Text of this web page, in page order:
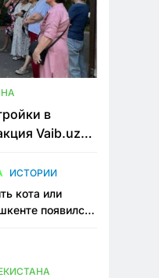
в
Vaib.uz
ИСТОРИИ
кота или
появился